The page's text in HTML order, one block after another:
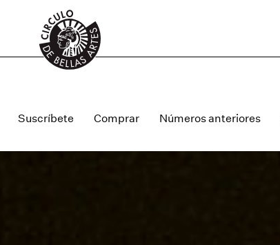
Suscríbete Comprar Números anteriores